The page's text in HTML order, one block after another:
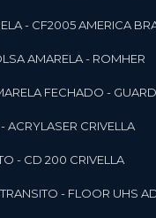
- CF2005 AMERICA
AMARELA - ROMHER
FECHADO -
ACRYLASER CRIVELLA
- CD 200 CRIVELLA
TRANSITO - FLOOR UHS